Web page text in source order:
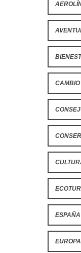
CAMBIO
ESPAÑA
EUROPA